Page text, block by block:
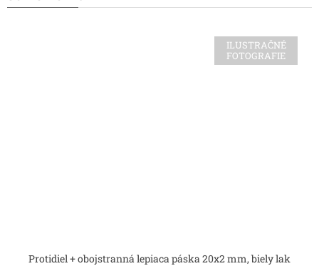
ILUSTRAČNÉ
FOTOGRAFIE
Protidiel + obojstranná lepiaca páska 20x2 mm, biely lak